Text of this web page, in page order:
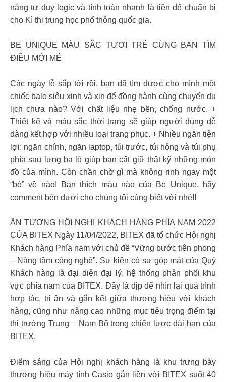
năng tư duy logic và tính toán nhanh là tiền để chuẩn bị
cho Kì thi trung học phổ thông quốc gia.
BE UNIQUE MÀU SẮC TƯƠI TRẺ CÙNG BẠN TÌM
ĐIỀU MỚI MẺ
Các ngày lễ sắp tới rồi, bạn đã tìm được cho mình một
chiếc balo siêu xinh và xịn để đồng hành cùng chuyến du
lịch chưa nào? Với chất liệu nhẹ bền, chống nước. +
Thiết kế và màu sắc thời trang sẽ giúp người dùng dễ
dàng kết hợp với nhiều loại trang phục. + Nhiều ngăn tiện
lợi: ngăn chính, ngăn laptop, túi trước, túi hông và túi phụ
phía sau lưng ba lô giúp bạn cất giữ thật kỹ những món
đồ của mình. Còn chần chờ gì mà không rinh ngay một
“bé” về nào! Bạn thích màu nào của Be Unique, hãy
comment bên dưới cho chúng tôi cùng biết với nhé!!
ẤN TƯỢNG HỘI NGHỊ KHÁCH HÀNG PHÍA NAM 2022
CỦA BITEX Ngày 11/04/2022, BITEX đã tổ chức Hội nghị
Khách hàng Phía nam với chủ đề “Vững bước tiên phong
– Nâng tầm công nghệ”. Sự kiện có sự góp mặt của Quý
Khách hàng là đại diện đại lý, hệ thống phân phối khu
vực phía nam của BITEX. Đây là dịp để nhìn lại quá trình
hợp tác, tri ân và gắn kết giữa thương hiệu với khách
hàng, cũng như nâng cao những mục tiêu trọng điểm tại
thị trường Trung – Nam Bộ trong chiến lược dài hạn của
BITEX.
Điểm sáng của Hội nghị khách hàng là khu trưng bày
thương hiệu máy tính Casio gắn liền với BITEX suốt 40